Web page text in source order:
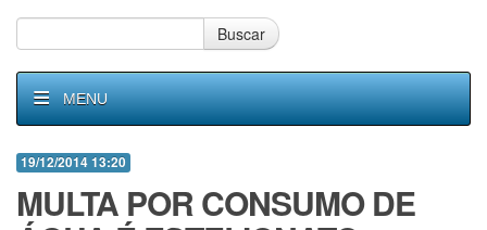
Buscar
MENU
19/12/2014 13:20
MULTA POR CONSUMO DE